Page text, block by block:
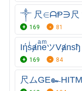
༒ 尺∈ᗩⱣ∋
169 81
IήsͥⱥnͣeͫツVⱥnsђ
169 84
尺ムGE๛